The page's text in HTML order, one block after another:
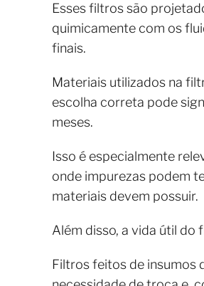
Esses filtros são
quimicamente com os
finais.
Materiais utilizados na
escolha correta pode
meses.
Isso é especialmente
onde impurezas podem
materiais devem possuir.
Além disso, a vida útil do
Filtros feitos de insumos